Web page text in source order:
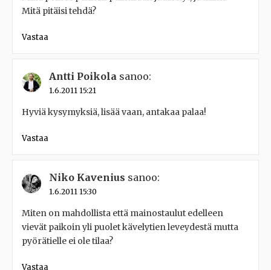
Mitä pitäisi tehdä?
Vastaa
Antti Poikola sanoo:
1.6.2011 15:21
Hyviä kysymyksiä, lisää vaan, antakaa palaa!
Vastaa
Niko Kavenius sanoo:
1.6.2011 15:30
Miten on mahdollista että mainostaulut edelleen
vievät paikoin yli puolet kävelytien leveydestä mutta
pyörätielle ei ole tilaa?
Vastaa